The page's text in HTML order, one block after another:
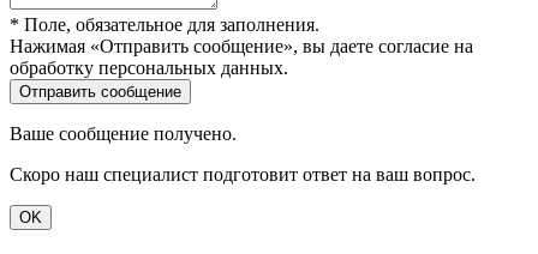
* Поле, обязательное для заполнения.
Нажимая «Отправить сообщение», вы даете согласие на
обработку персональных данных.
Ваше сообщение получено.
Скоро наш специалист подготовит ответ на ваш вопрос.
OK